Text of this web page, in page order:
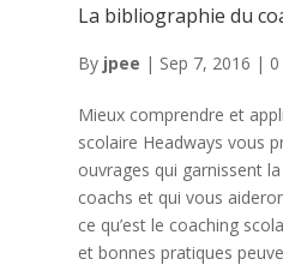
La bibliographie du
By jpee | Sep 7, 2016 |
Mieux comprendre et
scolaire Headways vous
ouvrages qui garnissent
coachs et qui vous
ce qu’est le coaching
et bonnes pratiques